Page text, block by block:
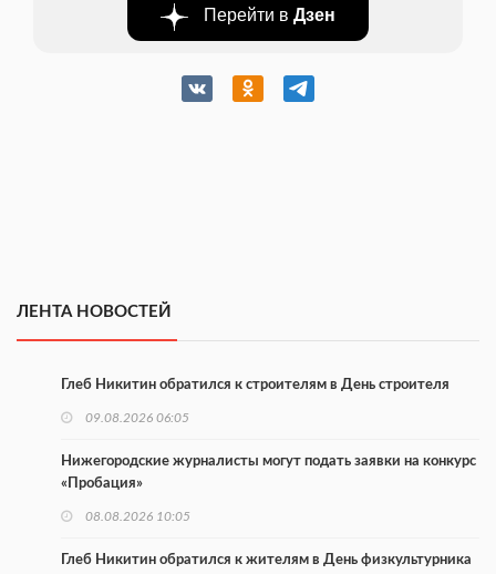
Перейти в Дзен
ЛЕНТА НОВОСТЕЙ
Глеб Никитин обратился к строителям в День строителя
09.08.2026 06:05
Нижегородские журналисты могут подать заявки на конкурс
«Пробация»
08.08.2026 10:05
Глеб Никитин обратился к жителям в День физкультурника